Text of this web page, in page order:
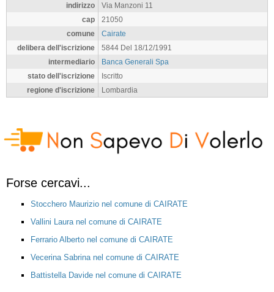
indirizzo
Via Manzoni 11
cap
21050
comune
Cairate
delibera dell'iscrizione
5844 Del 18/12/1991
intermediario
Banca Generali Spa
stato dell'iscrizione
Iscritto
regione d'iscrizione
Lombardia
Forse cercavi...
Stocchero Maurizio nel comune di CAIRATE
Vallini Laura nel comune di CAIRATE
Ferrario Alberto nel comune di CAIRATE
Vecerina Sabrina nel comune di CAIRATE
Battistella Davide nel comune di CAIRATE